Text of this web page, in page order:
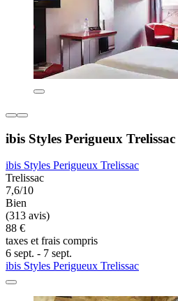
ibis Styles Perigueux Trelissac
ibis Styles Perigueux Trelissac
Trelissac
7,6/10
Bien
(313 avis)
88 €
taxes et frais compris
6 sept. - 7 sept.
ibis Styles Perigueux Trelissac